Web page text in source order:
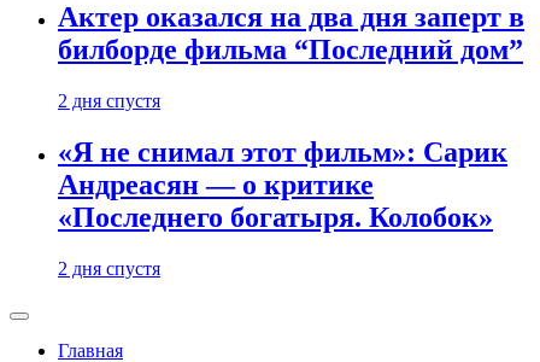
Актер оказался на два дня заперт в
билборде фильма “Последний дом”
2 дня спустя
«Я не снимал этот фильм»: Сарик
Андреасян — о критике
«Последнего богатыря. Колобок»
2 дня спустя
Главная